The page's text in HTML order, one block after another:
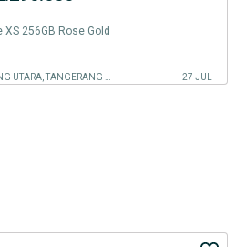
XS 256GB Rose Gold
27 JUL